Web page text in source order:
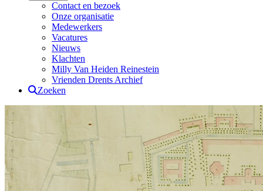
Contact en bezoek
Onze organisatie
Medewerkers
Vacatures
Nieuws
Klachten
Milly Van Heiden Reinestein
Vrienden Drents Archief
Zoeken
Drents Archief